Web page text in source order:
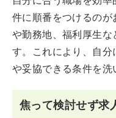
件に順番をつけるのが
や勤務地、福利厚生な
す。これにより、自
や妥協できる条件を洗
焦って検討せず求